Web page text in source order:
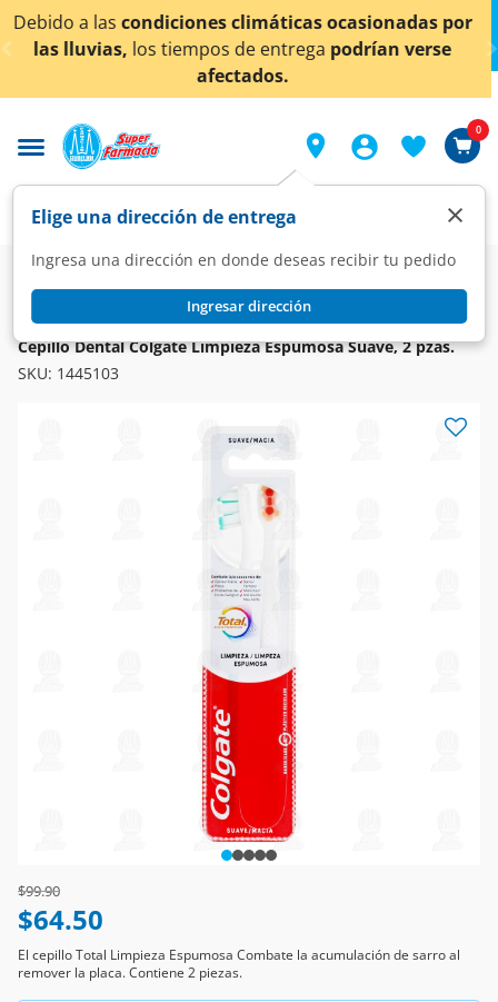
< div class="carousel-inner">
ocasionadas por
entregapodrían verse
¡Ahora también en
Elige una dirección de entrega
Ingresa una dirección en donde deseas recibir tu pedido
Ingresar dirección
×
0
Super Higiene y Belleza
Cuidado Bucal
Cepillos Dentales
COLGATE
Cepillo Dental Colgate Limpieza Espumosa Suave, 2 pzas.
SKU: 1445103
Price reduced from
$99.90to
$64.50
El cepillo Total Limpieza Espumosa Combate la acumulación de sarro al
remover la placa. Contiene 2 piezas.